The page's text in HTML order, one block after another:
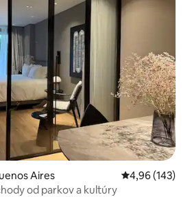
Aires Priemerné
4,96 (143)
od parkov a kultúry